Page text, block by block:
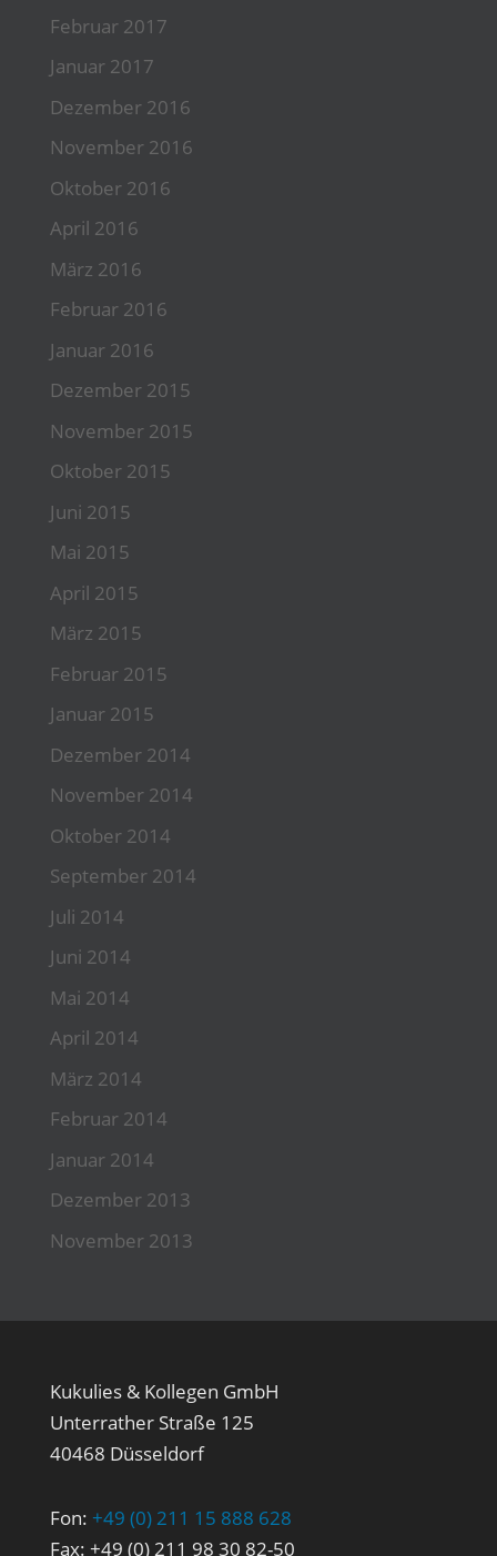
Februar 2017
Januar 2017
Dezember 2016
November 2016
Oktober 2016
April 2016
März 2016
Februar 2016
Januar 2016
Dezember 2015
November 2015
Oktober 2015
Juni 2015
Mai 2015
April 2015
März 2015
Februar 2015
Januar 2015
Dezember 2014
November 2014
Oktober 2014
September 2014
Juli 2014
Juni 2014
Mai 2014
April 2014
März 2014
Februar 2014
Januar 2014
Dezember 2013
November 2013
Kukulies & Kollegen GmbH
Unterrather Straße 125
40468 Düsseldorf
Fon: +49 (0) 211 15 888 628
Fax: +49 (0) 211 98 30 82-50